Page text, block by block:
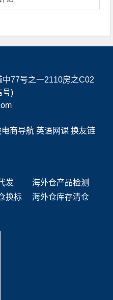
77号之一2110房之C02
号)
电商导航 英语网课 换友链
发
海外仓产品检测
换标 海外仓库存清仓